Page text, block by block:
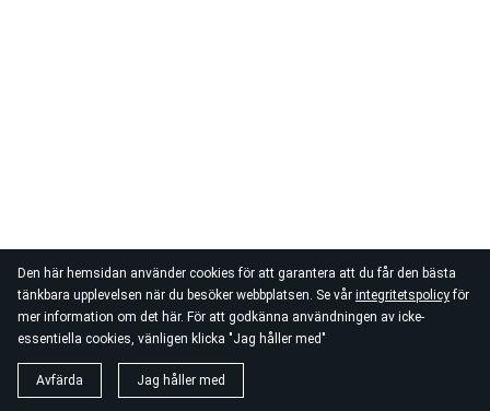
Den här hemsidan använder cookies för att garantera att du får den bästa
tänkbara upplevelsen när du besöker webbplatsen. Se vår integritetspolicyför
mer information om det här. För att godkänna användningen av icke-
essentiella cookies, vänligen klicka "Jag håller med"
Avfärda Jag håller med